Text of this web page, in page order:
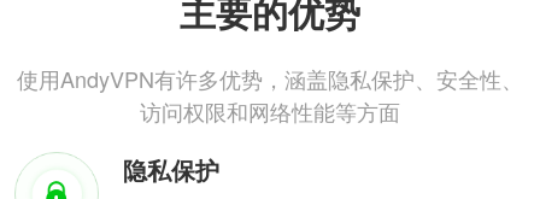
主要的优势
使用AndyVPN有许多优势，涵盖隐私保护、安全性、
访问权限和网络性能等方面
隐私保护